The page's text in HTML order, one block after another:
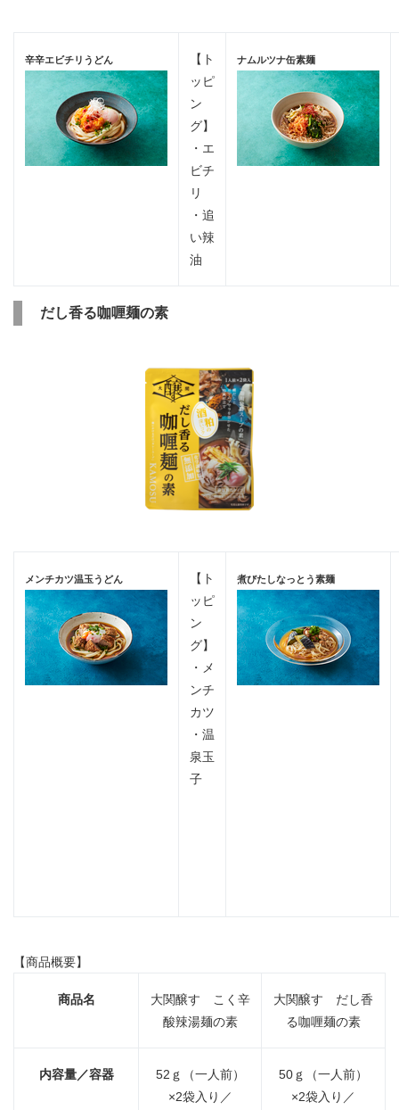
辛辛エビチリうどん
【ト
ッピ
ン
グ】
・エ
ビチ
リ
・追
い辣
油
ナムルツナ缶素麺
だし香る咖喱麺の素
メンチカツ温玉うどん
【ト
ッピ
ン
グ】
・メ
ンチ
カツ
・温
泉玉
子
煮びたしなっとう素麺
【商品概要】
商品名
大関醸す こく辛
酸辣湯麺の素
大関醸す だし香
る咖喱麺の素
内容量／容器
52ｇ（一人前）
×2袋入り／
50ｇ（一人前）
×2袋入り／